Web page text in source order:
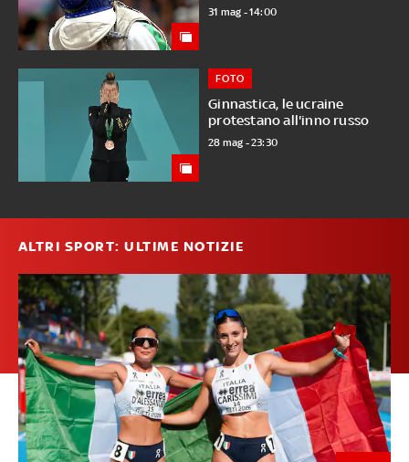
31 mag - 14:00
Ginnastica, le ucraine
protestano all'inno russo
FOTO
28 mag - 23:30
ALTRI SPORT: ULTIME NOTIZIE